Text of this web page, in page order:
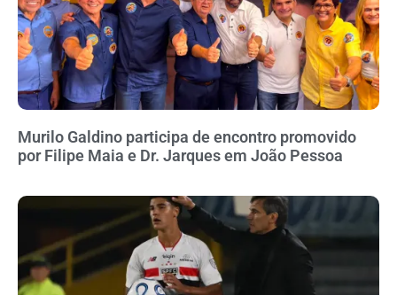
Murilo Galdino participa de encontro promovido
por Filipe Maia e Dr. Jarques em João Pessoa